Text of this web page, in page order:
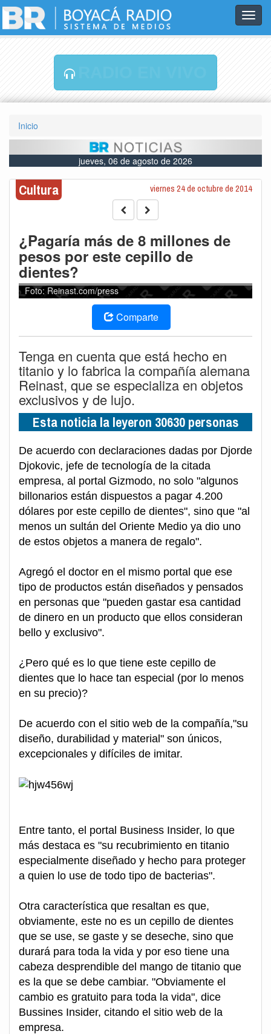
Inicio
jueves, 06 de agosto de 2026
Cultura viernes 24 de octubre de 2014
¿Pagaría más de 8 millones de
pesos por este cepillo de
dientes?
Foto: Reinast.com/press
Comparte
Tenga en cuenta que está hecho en
titanio y lo fabrica la compañía alemana
Reinast, que se especializa en objetos
exclusivos y de lujo.
Esta noticia la leyeron 30630 personas
De acuerdo con declaraciones dadas por Djorde
Djokovic, jefe de tecnología de la citada
empresa, al portal Gizmodo, no solo "algunos
billonarios están dispuestos a pagar 4.200
dólares por este cepillo de dientes", sino que "al
menos un sultán del Oriente Medio ya dio uno
de estos objetos a manera de regalo".
Agregó el doctor en el mismo portal que ese
tipo de productos están diseñados y pensados
en personas que "pueden gastar esa cantidad
de dinero en un producto que ellos consideran
bello y exclusivo".
¿Pero qué es lo que tiene este cepillo de
dientes que lo hace tan especial (por lo menos
en su precio)?
De acuerdo con el sitio web de la compañía,"su
diseño, durabilidad y material" son únicos,
excepcionales y difíciles de imitar.
Entre tanto, el portal Business Insider, lo que
más destaca es "su recubrimiento en titanio
especialmente diseñado y hecho para proteger
a quien lo use de todo tipo de bacterias".
Otra característica que resaltan es que,
obviamente, este no es un cepillo de dientes
que se use, se gaste y se deseche, sino que
durará para toda la vida y por eso tiene una
cabeza desprendible del mango de titanio que
es la que se debe cambiar. "Obviamente el
cambio es gratuito para toda la vida", dice
Bussines Insider, citando el sitio web de la
empresa.